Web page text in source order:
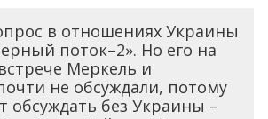
обсуждать без Украины –
и Байдена. Трудно
более унизительный
для украинского
– отмечает журналист.